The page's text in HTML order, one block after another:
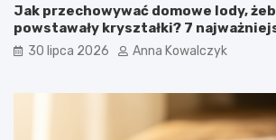
Jak przechowywać domowe lody,
powstawały kryształki? 7
30 lipca 2026 Anna Kowalczyk